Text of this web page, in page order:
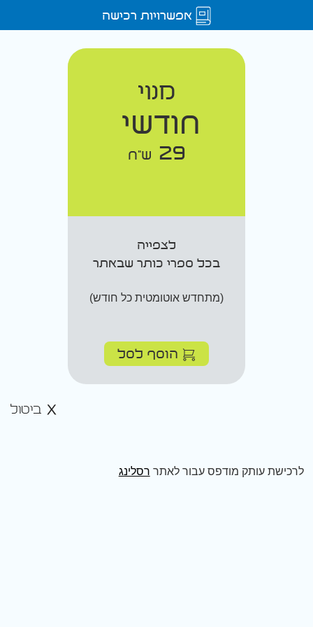
אפשרויות רכישה
מנוי
חודשי
29 ש"ח
לצפייה
בכל ספרי כותר שבאתר
(מתחדש אוטומטית כל חודש)
הוסף לסל
ביטול
לרכישת עותק מודפס עבור לאתר רסלינג